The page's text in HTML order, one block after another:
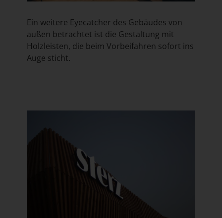
Ein weitere Eyecatcher des Gebäudes von
außen betrachtet ist die Gestaltung mit
Holzleisten, die beim Vorbeifahren sofort ins
Auge sticht.